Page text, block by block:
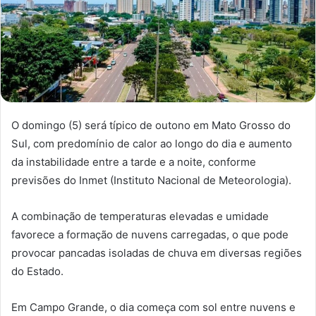
O domingo (5) será típico de outono em Mato Grosso do
Sul, com predomínio de calor ao longo do dia e aumento
da instabilidade entre a tarde e a noite, conforme
previsões do Inmet (Instituto Nacional de Meteorologia).
A combinação de temperaturas elevadas e umidade
favorece a formação de nuvens carregadas, o que pode
provocar pancadas isoladas de chuva em diversas regiões
do Estado.
Em Campo Grande, o dia começa com sol entre nuvens e